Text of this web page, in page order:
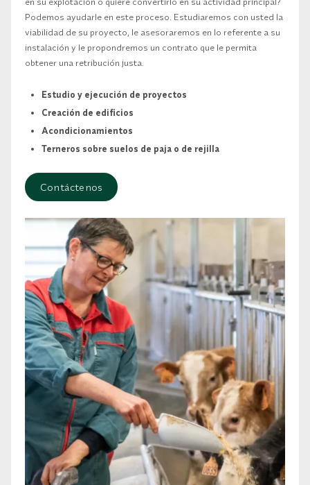
Podemos ayudarle en este proceso. Estudiaremos con usted la
viabilidad de su proyecto, le asesoraremos en lo referente a su
instalación y le propondremos un contrato que le permita
obtener una retribución justa.
Estudio y ejecución de proyectos
Creación de edificios
Acondicionamientos
Terneros sobre suelos de paja o de rejilla
Contáctenos